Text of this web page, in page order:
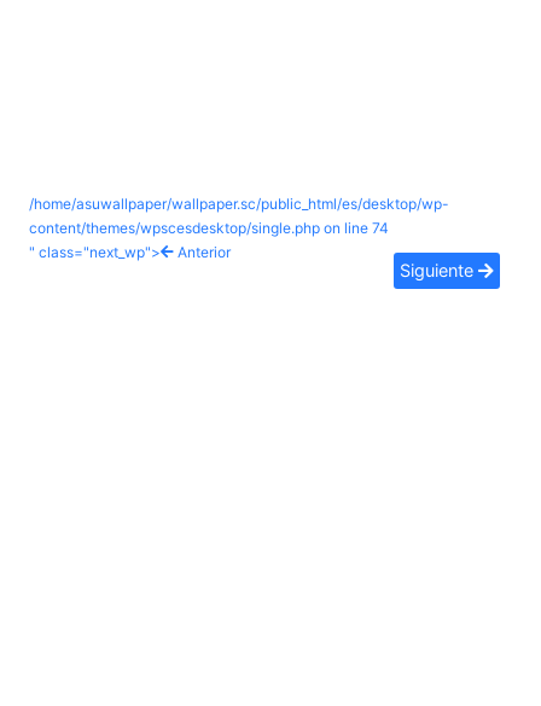
/home/asuwallpaper/wallpaper.sc/public_html/es/desktop/wp-
content/themes/wpscesdesktop/single.php on line 74
" class="next_wp">
Anterior
Siguiente